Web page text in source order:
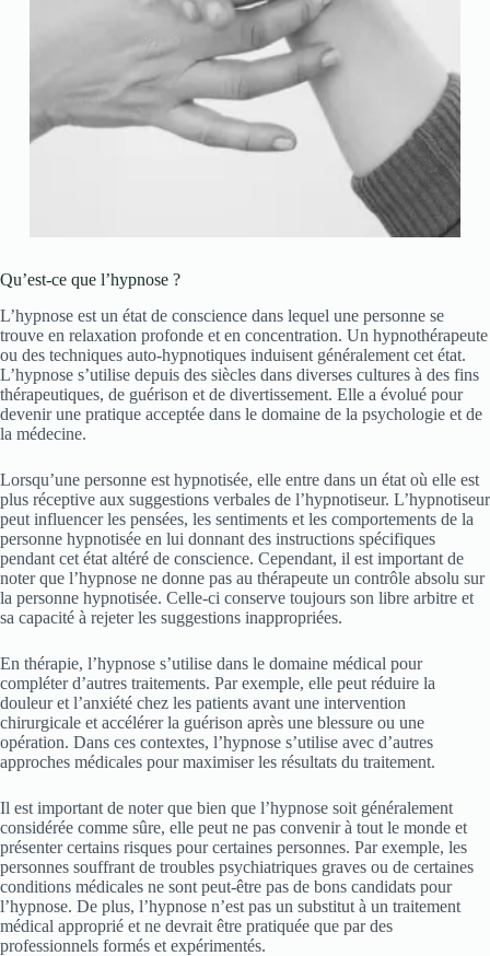
Qu’est-ce que l’hypnose ?
L’hypnose est un état de conscience dans lequel une personne se
trouve en relaxation profonde et en concentration. Un hypnothérapeute
ou des techniques auto-hypnotiques induisent généralement cet état.
L’hypnose s’utilise depuis des siècles dans diverses cultures à des fins
thérapeutiques, de guérison et de divertissement. Elle a évolué pour
devenir une pratique acceptée dans le domaine de la psychologie et de
la médecine.
Lorsqu’une personne est hypnotisée, elle entre dans un état où elle est
plus réceptive aux suggestions verbales de l’hypnotiseur. L’hypnotiseur
peut influencer les pensées, les sentiments et les comportements de la
personne hypnotisée en lui donnant des instructions spécifiques
pendant cet état altéré de conscience. Cependant, il est important de
noter que l’hypnose ne donne pas au thérapeute un contrôle absolu sur
la personne hypnotisée. Celle-ci conserve toujours son libre arbitre et
sa capacité à rejeter les suggestions inappropriées.
En thérapie, l’hypnose s’utilise dans le domaine médical pour
compléter d’autres traitements. Par exemple, elle peut réduire la
douleur et l’anxiété chez les patients avant une intervention
chirurgicale et accélérer la guérison après une blessure ou une
opération. Dans ces contextes, l’hypnose s’utilise avec d’autres
approches médicales pour maximiser les résultats du traitement.
Il est important de noter que bien que l’hypnose soit généralement
considérée comme sûre, elle peut ne pas convenir à tout le monde et
présenter certains risques pour certaines personnes. Par exemple, les
personnes souffrant de troubles psychiatriques graves ou de certaines
conditions médicales ne sont peut-être pas de bons candidats pour
l’hypnose. De plus, l’hypnose n’est pas un substitut à un traitement
médical approprié et ne devrait être pratiquée que par des
professionnels formés et expérimentés.